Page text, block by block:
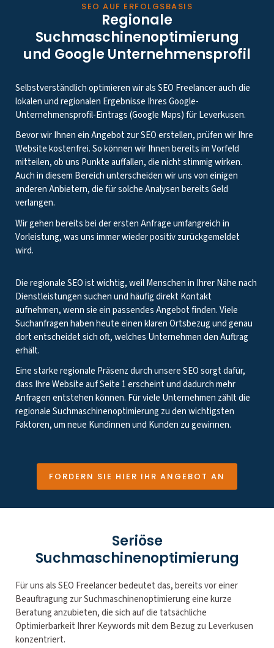
SEO AUF ERFOLGSBASIS
Regionale
Suchmaschinenoptimierung
und Google Unternehmensprofil
Selbstverständlich optimieren wir als SEO Freelancer auch die
lokalen und regionalen Ergebnisse Ihres Google-
Unternehmensprofil-Eintrags (Google Maps) für Leverkusen.
Bevor wir Ihnen ein Angebot zur SEO erstellen, prüfen wir Ihre
Website kostenfrei. So können wir Ihnen bereits im Vorfeld
mitteilen, ob uns Punkte auffallen, die nicht stimmig wirken.
Auch in diesem Bereich unterscheiden wir uns von einigen
anderen Anbietern, die für solche Analysen bereits Geld
verlangen.
Wir gehen bereits bei der ersten Anfrage umfangreich in
Vorleistung, was uns immer wieder positiv zurückgemeldet
wird.
Die regionale SEO ist wichtig, weil Menschen in Ihrer Nähe nach
Dienstleistungen suchen und häufig direkt Kontakt
aufnehmen, wenn sie ein passendes Angebot finden. Viele
Suchanfragen haben heute einen klaren Ortsbezug und genau
dort entscheidet sich oft, welches Unternehmen den Auftrag
erhält.
Eine starke regionale Präsenz durch unsere SEO sorgt dafür,
dass Ihre Website auf Seite 1 erscheint und dadurch mehr
Anfragen entstehen können. Für viele Unternehmen zählt die
regionale Suchmaschinenoptimierung zu den wichtigsten
Faktoren, um neue Kundinnen und Kunden zu gewinnen.
FORDERN SIE HIER IHR ANGEBOT AN
Seriöse
Suchmaschinenoptimierung
Für uns als SEO Freelancer bedeutet das, bereits vor einer
Beauftragung zur Suchmaschinenoptimierung eine kurze
Beratung anzubieten, die sich auf die tatsächliche
Optimierbarkeit Ihrer Keywords mit dem Bezug zu Leverkusen
konzentriert.